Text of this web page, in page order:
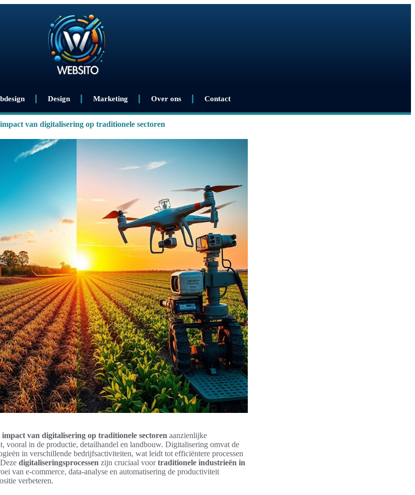
Design Marketing Over ons Contact
van digitalisering op traditionele sectoren
impact van digitalisering op traditionele sectoren aanzienlijke
vooral in de productie, detailhandel en landbouw. Digitalisering omvat de
in verschillende bedrijfsactiviteiten, wat leidt tot efficiëntere processen
digitaliseringsprocessen zijn cruciaal voortraditionele industrieën in
van e-commerce, data-analyse en automatisering de productiviteit
verbeteren.